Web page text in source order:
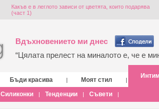
Какъв е в леглото зависи от цветята, които подарява
(част 1)
Вдъхновението ми днес
“Цялата прелест на миналото е, че е
Бъди красива | Моят стил |
Силиконки | Тенденции | Съвети |